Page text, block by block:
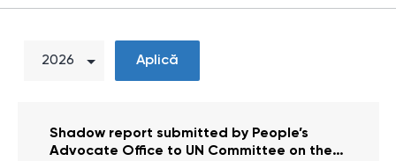
Aplică
Shadow report submitted by People’s
Advocate Office to UN Committee on the